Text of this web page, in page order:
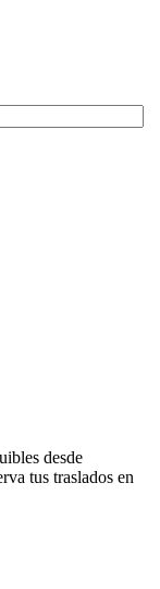
desde
tus traslados en